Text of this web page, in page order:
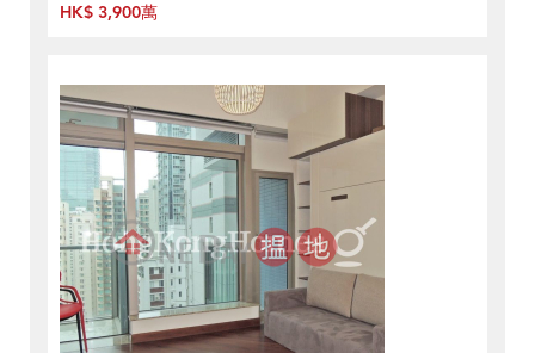
HK$ 3,900萬